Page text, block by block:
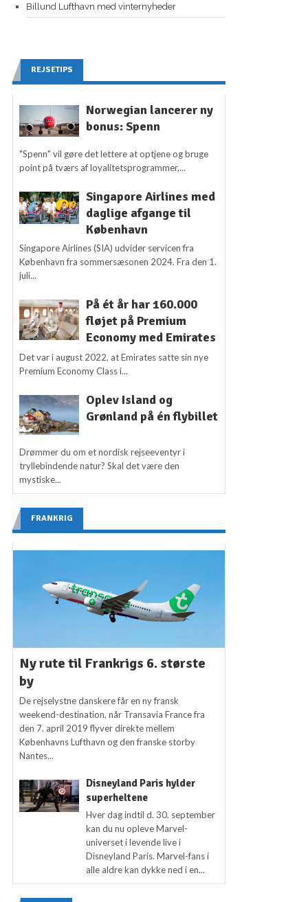
Billund Lufthavn med vinternyheder
REJSETIPS
Norwegian lancerer ny
bonus: Spenn
"Spenn" vil gøre det lettere at optjene og bruge
point på tværs af loyalitetsprogrammer,...
Singapore Airlines med
daglige afgange til
København
Singapore Airlines (SIA) udvider servicen fra
København fra sommersæsonen 2024. Fra den 1.
juli...
På ét år har 160.000
fløjet på Premium
Economy med Emirates
Det var i august 2022, at Emirates satte sin nye
Premium Economy Class i...
Oplev Island og
Grønland på én flybillet
Drømmer du om et nordisk rejseeventyr i
tryllebindende natur? Skal det være den
mystiske...
FRANKRIG
Ny rute til Frankrigs 6. største
by
De rejselystne danskere får en ny fransk
weekend-destination, når Transavia France fra
den 7. april 2019 flyver direkte mellem
Københavns Lufthavn og den franske storby
Nantes...
Disneyland Paris hylder
superheltene
Hver dag indtil d. 30. september
kan du nu opleve Marvel-
universet i levende live i
Disneyland Paris. Marvel-fans i
alle aldre kan dykke ned i en...